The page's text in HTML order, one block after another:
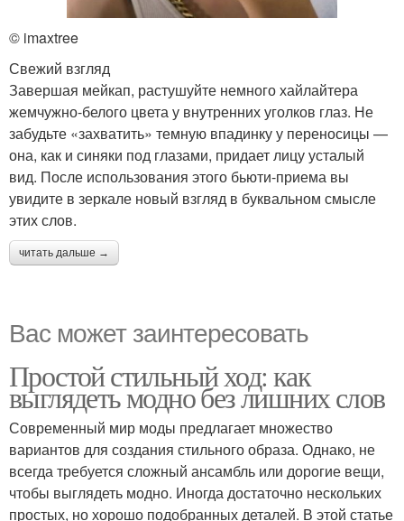
© imaxtree
Свежий взгляд
Завершая мейкап, растушуйте немного хайлайтера
жемчужно-белого цвета у внутренних уголков глаз. Не
забудьте «захватить» темную впадинку у переносицы —
она, как и синяки под глазами, придает лицу усталый
вид. После использования этого бьюти-приема вы
увидите в зеркале новый взгляд в буквальном смысле
этих слов.
читать дальше →
Вас может заинтересовать
Простой стильный ход: как
выглядеть модно без лишних слов
Современный мир моды предлагает множество
вариантов для создания стильного образа. Однако, не
всегда требуется сложный ансамбль или дорогие вещи,
чтобы выглядеть модно. Иногда достаточно нескольких
простых, но хорошо подобранных деталей. В этой статье